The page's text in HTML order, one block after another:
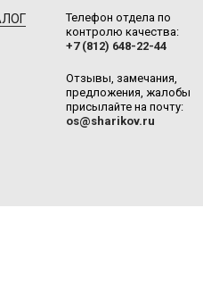
Телефон отдела по
контролю качества:
+7 (812) 648-22-44
Отзывы, замечания,
предложения, жалобы
присылайте на почту:
os@sharikov.ru